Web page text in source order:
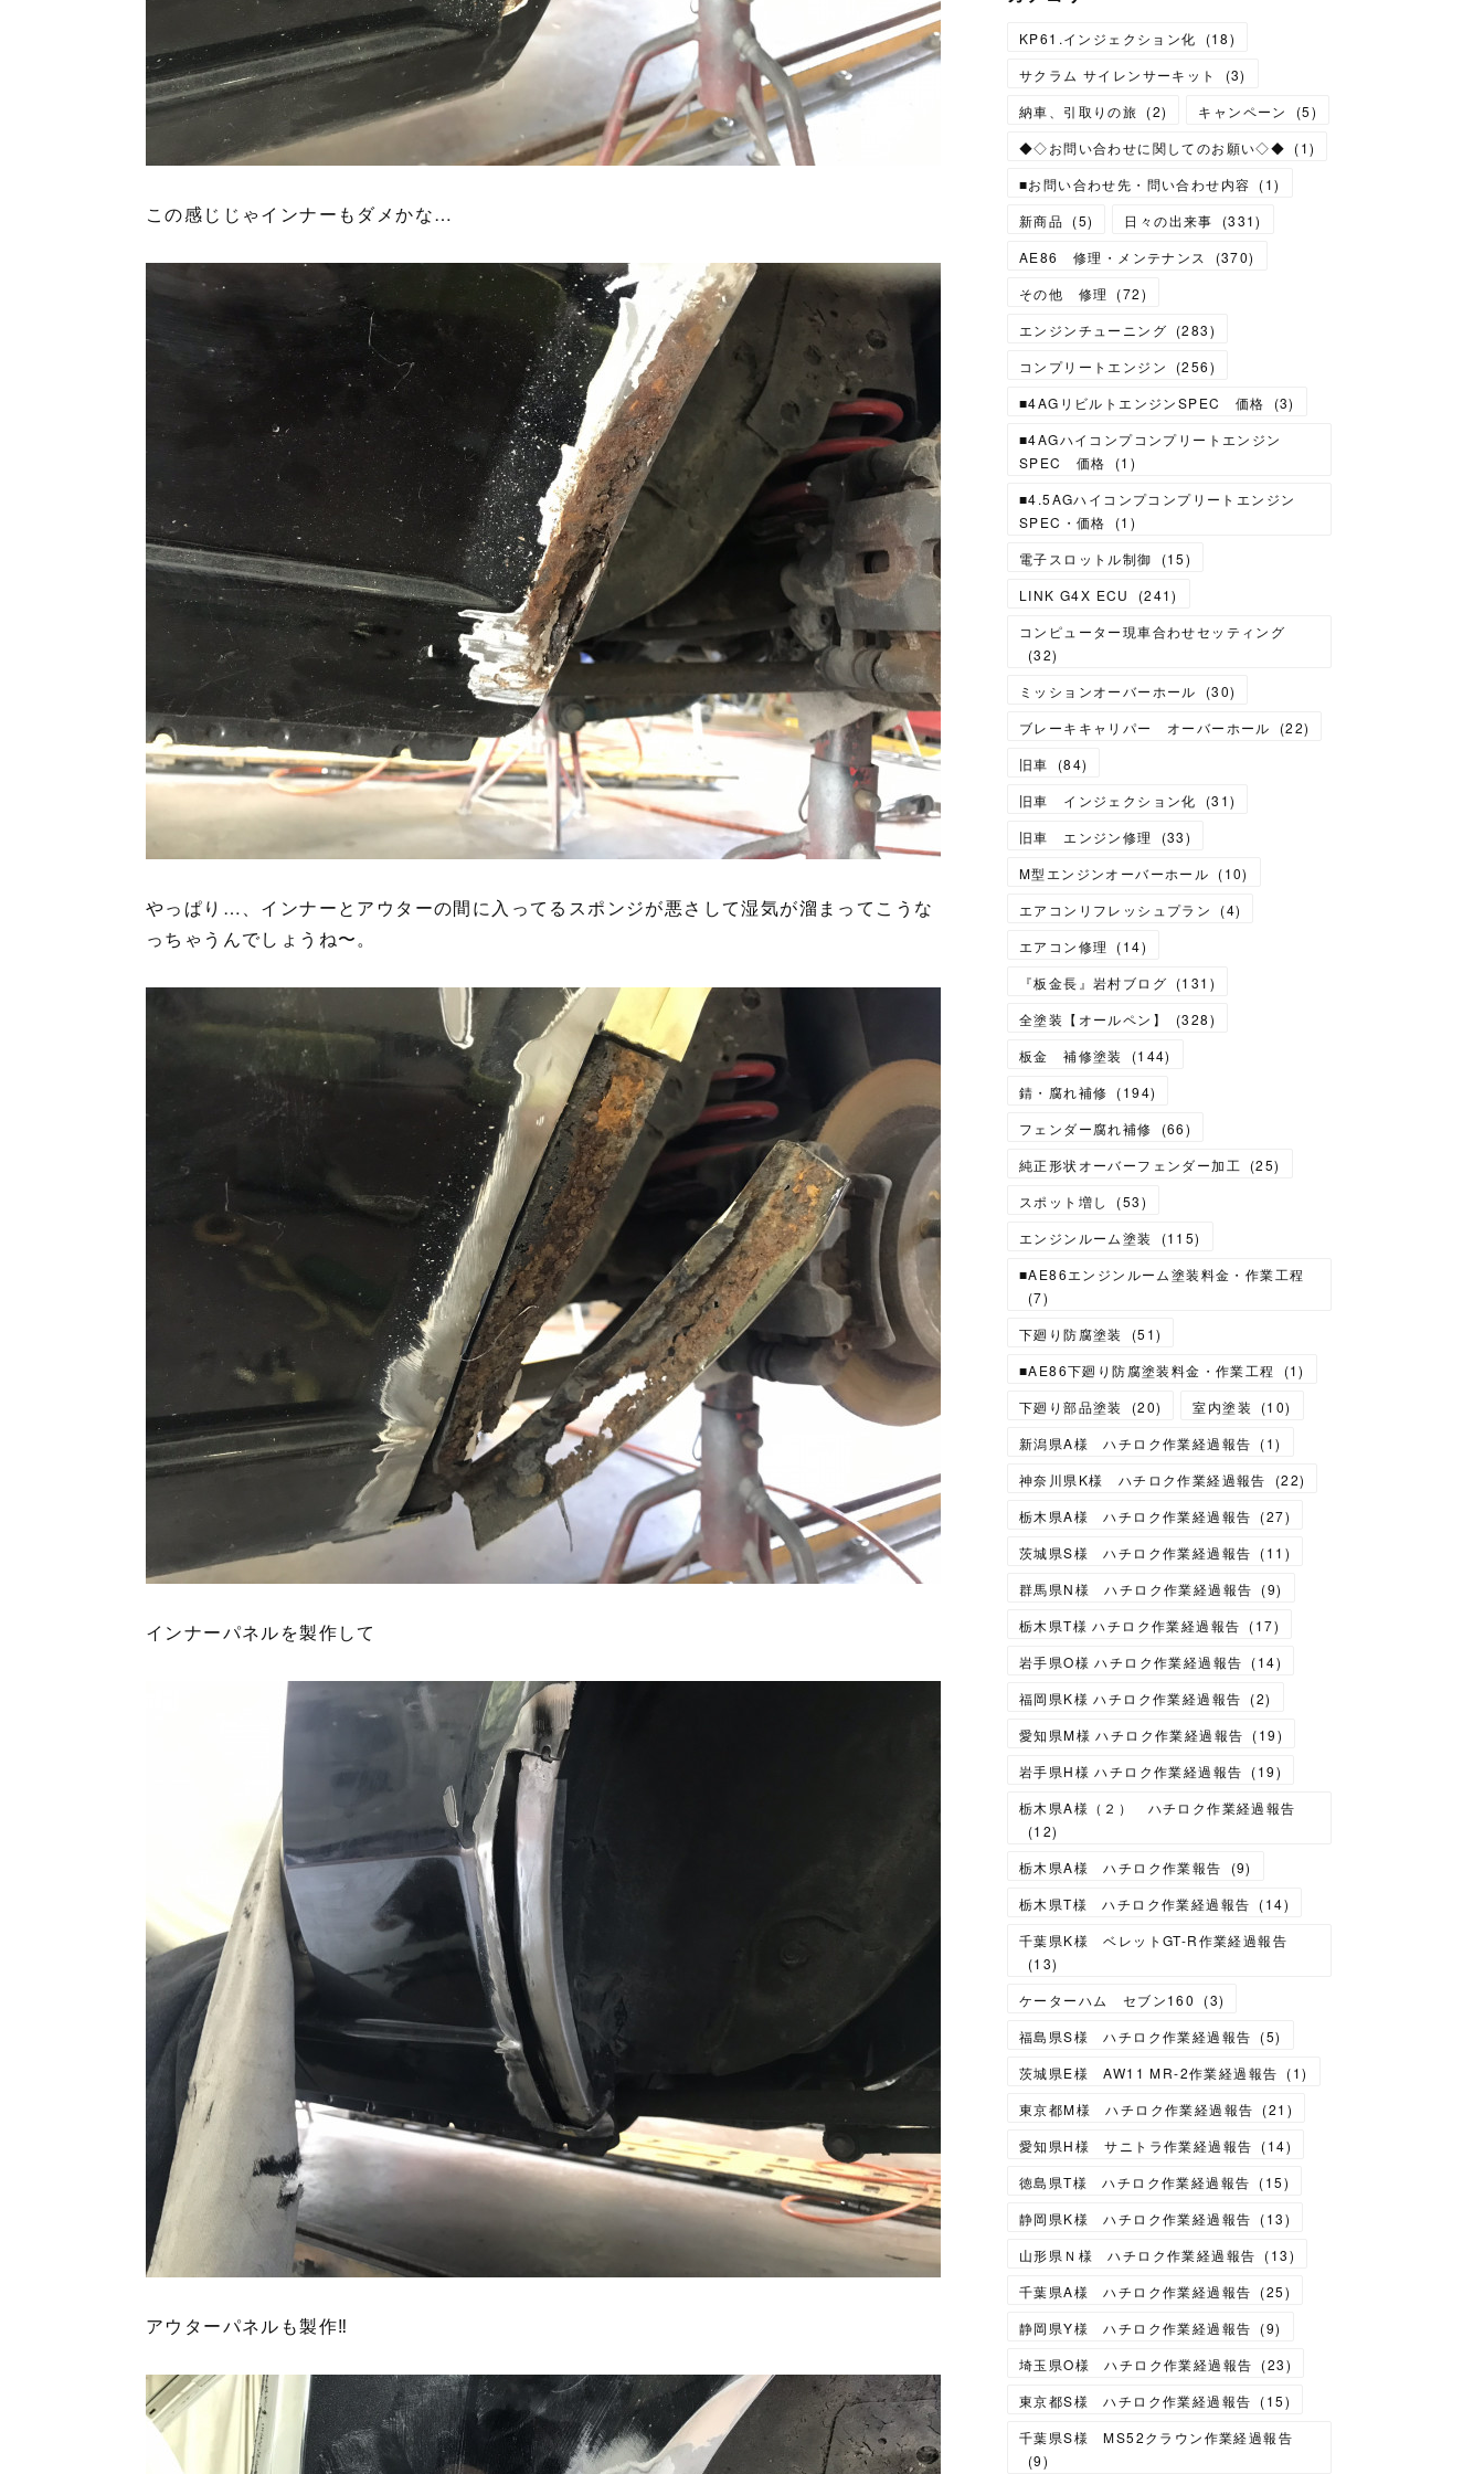
この感じじゃインナーもダメかな…
やっぱり…、インナーとアウターの間に入ってるスポンジが悪さして湿気が溜まってこうな
っちゃうんでしょうね〜。
インナーパネルを製作して
アウターパネルも製作‼︎
KP61.インジェクション化 (18)
サクラム サイレンサーキット
(3)
納車、引取りの旅 (2) キャンペーン (5)
◆◇お問い合わせに関してのお願い◇◆ (1)
■お問い合わせ先・問い合わせ内容 (1)
新商品 (5) 日々の出来事 (331)
AE86 修理・メンテナンス
(370)
その他 修理
(72)
エンジンチューニング (283)
コンプリートエンジン
(256)
■4AGリビルトエンジンSPEC 価格
(3)
■4AGハイコンプコンプリートエンジン
SPEC 価格
(1 )
■4.5AGハイコンプコンプリートエンジン
SPEC・価格
(1 )
電子スロットル制御
(15)
LINK G4X ECU
(241)
コンピューター現車合わせセッティング
(32)
ミッションオーバーホール
(30)
ブレーキキャリパー オーバーホール
(22)
旧車
(84)
旧車 インジェクション化
(31)
旧車 エンジン修理
(33)
M型エンジンオーバーホール (10)
エアコンリフレッシュプラン
(4)
エアコン修理
(14)
『板金長』岩村ブログ (131 )
全塗装【オールペン】
(328)
板金 補修塗装
(144)
錆・腐れ補修 (194)
フェンダー腐れ補修
(66)
純正形状オーバーフェンダー加工
(25)
スポット増し
(53)
エンジンルーム塗装
(115)
■AE86エンジンルーム塗装料金・作業工程
(7)
下廻り防腐塗装
(51)
■AE86下廻り防腐塗装料金・作業工程
(1)
下廻り部品塗装
(20) 室内塗装 (10)
新潟県A様 ハチロク作業経過報告 (1)
神奈川県K様 ハチロク作業経過報告
(22)
栃木県A様 ハチロク作業経過報告 (27)
茨城県S様 ハチロク作業経過報告 (11 )
群馬県N様 ハチロク作業経過報告 (9)
栃木県T様 ハチロク作業経過報告 (17)
岩手県O様 ハチロク作業経過報告 (14)
福岡県K様 ハチロク作業経過報告 (2)
愛知県M様 ハチロク作業経過報告 (19)
岩手県H様 ハチロク作業経過報告 (19)
栃木県A様（２） ハチロク作業経過報告
(12)
栃木県A様 ハチロク作業報告
(9)
栃木県T様 ハチロク作業経過報告 (14)
千葉県K様 ベレットGT-R作業経過報告
(13)
ケーターハム セブン160
(3)
福島県S様 ハチロク作業経過報告 (5)
茨城県E様 AW11 MR-2作業経過報告 (1)
東京都M様 ハチロク作業経過報告 (21 )
愛知県H様 サニトラ作業経過報告 (14)
徳島県T様 ハチロク作業経過報告 (15)
静岡県K様 ハチロク作業経過報告 (13)
山形県Ｎ様 ハチロク作業経過報告 (13)
千葉県A様 ハチロク作業経過報告 (25)
静岡県Y様 ハチロク作業経過報告 (9)
埼玉県O様 ハチロク作業経過報告 (23)
東京都S様 ハチロク作業経過報告 (15)
千葉県S様 MS52クラウン作業経過報告
(9)